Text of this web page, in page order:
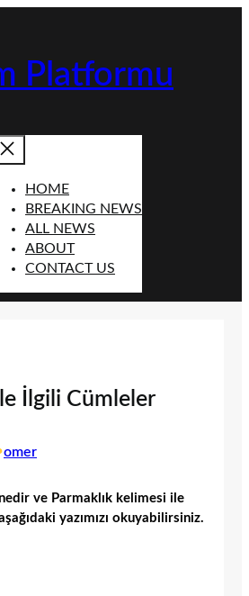
Platformu
HOME
BREAKING NEWS
ALL NEWS
ABOUT
CONTACT US
İlgili Cümleler
omer
ve Parmaklık kelimesi ile
yazımızı okuyabilirsiniz.